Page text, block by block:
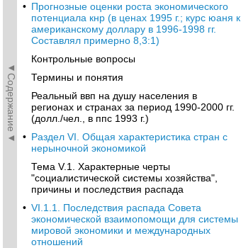
◄Содержание◄
• Прогнозные оценки роста экономического
потенциала кнр (в ценах 1995 г.; курс юаня к
американскому доллару в 1996-1998 гг.
Составлял примерно 8,3:1)
Контрольные вопросы
Термины и понятия
Реальный ввп на душу населения в
регионах и странах за период 1990-2000 гг.
(долл./чел., в ппс 1993 г.)
• Раздел VI. Общая характеристика стран с
нерыночной экономикой
Тема V.1. Характерные черты
"социалистической системы хозяйства",
причины и последствия распада
• VI.1.1. Последствия распада Совета
экономической взаимопомощи для системы
мировой экономики и международных
отношений